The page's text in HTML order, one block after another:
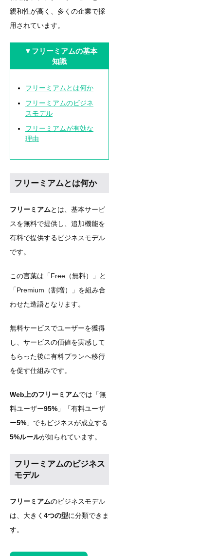
親和性が高く、多くの企業で採
用されています。
▼フリーミアムの基本
知識
フリーミアムとは何か
フリーミアムのビジネ
スモデル
フリーミアムが有効な
理由
フリーミアムとは何か
フリーミアムとは、基本サービ
スを無料で提供し、追加機能を
有料で提供するビジネスモデル
です。
この言葉は「Free（無料）」と
「Premium（割増）」を組み合
わせた造語となります。
無料サービスでユーザーを獲得
し、サービスの価値を実感して
もらった後に有料プランへ移行
を促す仕組みです。
Web上のフリーミアムでは「無
料ユーザー95% 」「有料ユーザ
ー5% 」でもビジネスが成立する
5%ルールが知られています。
フリーミアムのビジネス
モデル
フリーミアムのビジネスモデル
は、大きく 4つの型に分類できま
す。